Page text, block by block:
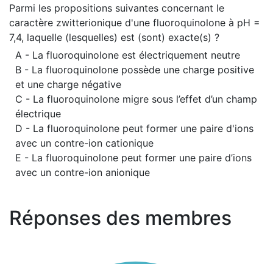
Parmi les propositions suivantes concernant le
caractère zwitterionique d'une fluoroquinolone à pH =
7,4, laquelle (lesquelles) est (sont) exacte(s) ?
A - La fluoroquinolone est électriquement neutre
B - La fluoroquinolone possède une charge positive
et une charge négative
C - La fluoroquinolone migre sous l’effet d’un champ
électrique
D - La fluoroquinolone peut former une paire d'ions
avec un contre-ion cationique
E - La fluoroquinolone peut former une paire d’ions
avec un contre-ion anionique
Réponses des membres